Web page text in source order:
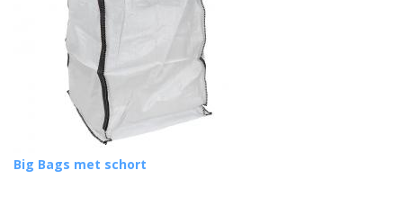
Big Bags met schort